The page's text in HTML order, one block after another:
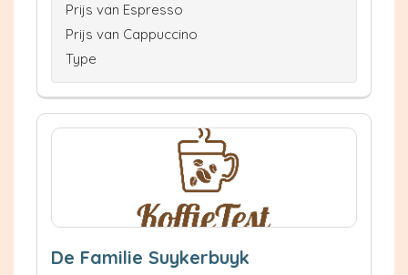
Prijs van Espresso
Prijs van Cappuccino
Type
De Familie Suykerbuyk